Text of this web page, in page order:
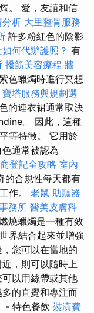
。 愛，友誼和信
分析 大里整骨服務
許多粉紅色的陰影
何代辦護照？ 有
撥筋美容療程 牆
色蠟燭時進行冥想
寶塔服務與規劃選
的連衣裙通常取決
。 因此，這種
等特徵。 它用於
通常被認為
登記全攻略 室內
的合規性每天都有
作。 老鼠 助聽器
務所 醫美皮膚科
燒蠟燭是一種有效
界結合起來並增強
您可以在當地的
，則可以隨時上
以用絲帶或其他
的直覺和專注而
- 特色餐飲 裝潢費